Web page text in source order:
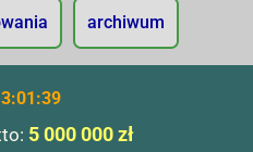
archiwum
5 000 000 zł